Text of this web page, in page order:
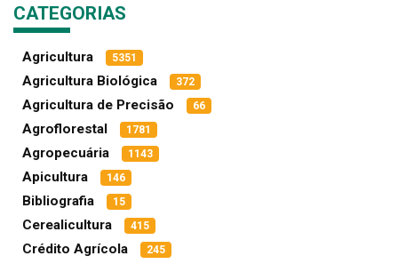
CATEGORIAS
Agricultura 5351
Agricultura Biológica 372
Agricultura de Precisão 66
Agroflorestal 1781
Agropecuária 1143
Apicultura 146
Bibliografia 15
Cerealicultura 415
Crédito Agrícola 245